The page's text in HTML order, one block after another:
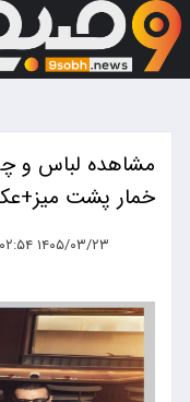
مشاهده لباس و
خمار پشت
۱۴۰۵/۰۳/۲۳ ۱۲:۰۲:۵۴